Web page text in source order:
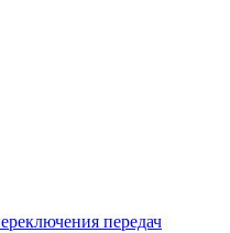
передач